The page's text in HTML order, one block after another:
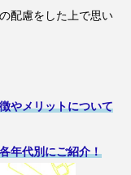
配慮をした上で思い
やメリットについて
年代別にご紹介！